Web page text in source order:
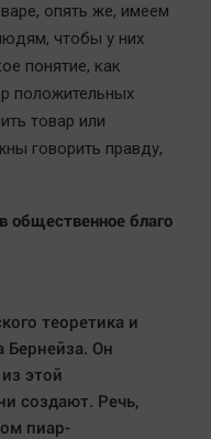
опять же, имеем
чтобы у них
понятие, как
положительных
товар или
говорить правду,
общественное благо
теоретика и
Бернейза. Он
этой
создают. Речь,
пиар-